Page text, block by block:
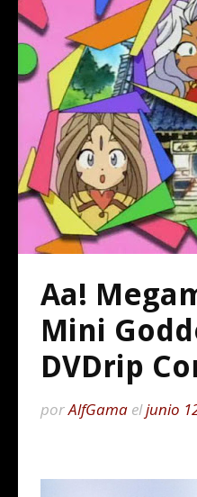
Aa!
Mini
DVDrip
porAlfGama eljunio